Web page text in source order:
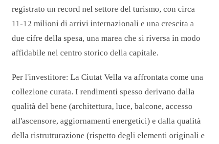
registrato un record nel settore del turismo, con circa
11-12 milioni di arrivi internazionali e una crescita a
due cifre della spesa, una marea che si riversa in modo
affidabile nel centro storico della capitale.
Per l'investitore: La Ciutat Vella va affrontata come una
collezione curata. I rendimenti spesso derivano dalla
qualità del bene (architettura, luce, balcone, accesso
all'ascensore, aggiornamenti energetici) e dalla qualità
della ristrutturazione (rispetto degli elementi originali e